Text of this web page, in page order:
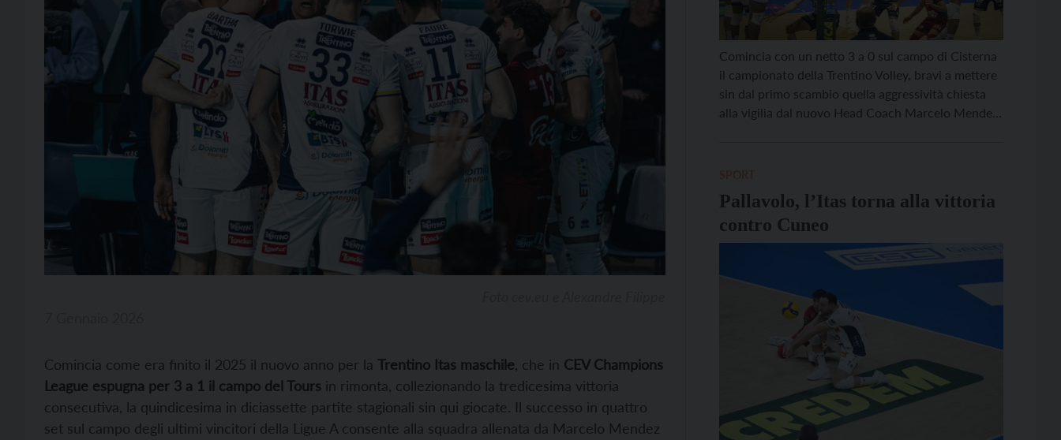
Comincia come era finito il 2025 il nuovo anno per la Trentino Itas maschile , che in CEV Champions
League espugna per 3 a 1 il campo del Tours in rimonta, collezionando la tredicesima vittoria
consecutiva, la quindicesima in diciassette partite stagionali sin qui giocate. Il successo in quattro
set sul campo degli ultimi vincitori della Ligue A consente alla squadra allenata da Marcelo Mendez
Comincia con un netto 3 a 0 sul campo di Cisterna
il campionato della Trentino Volley, bravi a mettere
sin dal primo scambio quella aggressività chiesta
alla vigilia dal nuovo Head Coach Marcelo Mendez.
Pallavolo, l’Itas torna alla vittoria
contro Cuneo